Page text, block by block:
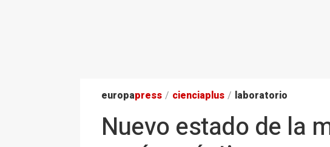
europapress / cienciaplus / laboratorio
Nuevo estado de la